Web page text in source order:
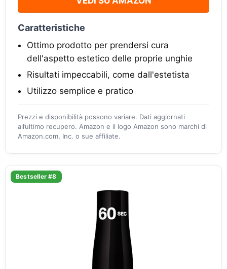
Caratteristiche
Ottimo prodotto per prendersi cura
dell'aspetto estetico delle proprie unghie
Risultati impeccabili, come dall'estetista
Utilizzo semplice e pratico
Prezzi e disponibilità possono variare. Dati aggiornati
all’ultimo recupero. Amazon e il logo Amazon sono marchi di
Amazon.com, Inc. o sue affiliate.
Bestseller #8